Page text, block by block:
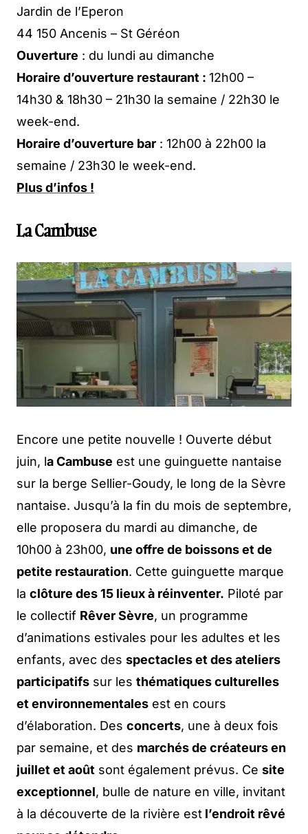
Jardin de l’Eperon
44 150 Ancenis – St Géréon
Ouverture : du lundi au dimanche
Horaire d’ouverture restaurant : 12h00 –
14h30 & 18h30 – 21h30 la semaine / 22h30 le
week-end.
Horaire d’ouverture bar : 12h00 à 22h00 la
semaine / 23h30 le week-end.
Plus d’infos !
La Cambuse
Encore une petite nouvelle ! Ouverte début
juin, la Cambuse est une guinguette nantaise
sur la berge Sellier-Goudy, le long de la Sèvre
nantaise. Jusqu’à la fin du mois de septembre,
elle proposera du mardi au dimanche, de
10h00 à 23h00, une offre de boissons et de
petite restauration. Cette guinguette marque
la clôture des 15 lieux à réinventer. Piloté par
le collectif Rêver Sèvre, un programme
d’animations estivales pour les adultes et les
enfants, avec des spectacles et des ateliers
participatifs sur les thématiques culturelles
et environnementales est en cours
d’élaboration. Des concerts, une à deux fois
par semaine, et des marchés de créateurs en
juillet et août sont également prévus. Ce site
exceptionnel, bulle de nature en ville, invitant
à la découverte de la rivière est l’endroit rêvé